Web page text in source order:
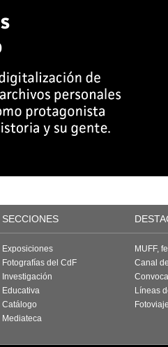
SECCIONES
Exposiciones
Fotografías del CdF
Investigación
Educativa
Catálogo
Mediateca
MUFF,
Canal
Líneas